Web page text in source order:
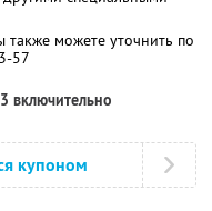
можете уточнить по
57
включительно
купоном